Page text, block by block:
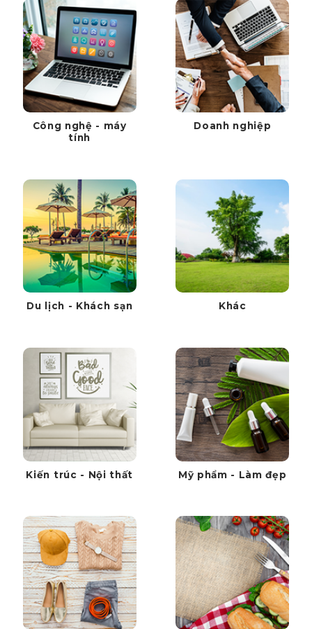
Công nghệ - máy
tính
Doanh nghiệp
Du lịch - Khách sạn Khác
Kiến trúc - Nội thất Mỹ phẩm - Làm đẹp